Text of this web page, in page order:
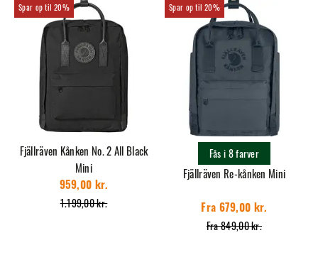
20%
Fjällräven Kånken No. 2 All Black
Mini
1.199,00 kr.
959,00 kr.
20%
Fjällräven Re-kånken Mini
Fra 849,00 kr.
Fra 679,00 kr.
Fås i 8 farver